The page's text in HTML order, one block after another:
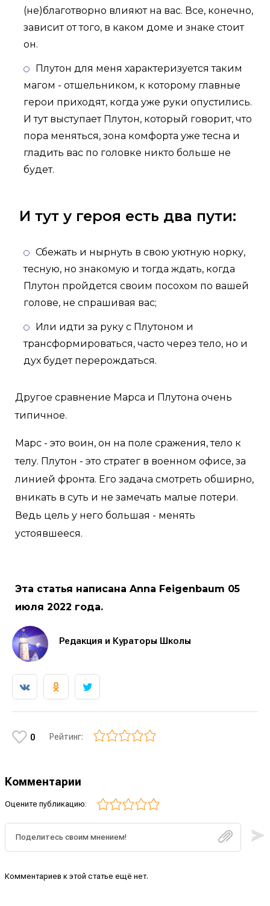
(не)благотворно влияют на вас. Все, конечно,
зависит от того, в каком доме и знаке стоит
он.
Плутон для меня характеризуется таким
магом - отшельником, к которому главные
герои приходят, когда уже руки опустились.
И тут выступает Плутон, который говорит, что
пора меняться, зона комфорта уже тесна и
гладить вас по головке никто больше не
будет.
И тут у героя есть два пути:
Сбежать и нырнуть в свою уютную норку,
тесную, но знакомую и тогда ждать, когда
Плутон пройдется своим посохом по вашей
голове, не спрашивая вас;
Или идти за руку с Плутоном и
трансформироваться, часто через тело, но и
дух будет перерождаться.
Другое сравнение Марса и Плутона очень
типичное.
Марс - это воин, он на поле сражения, тело к
телу. Плутон - это стратег в военном офисе, за
линией фронта. Его задача смотреть обширно,
вникать в суть и не замечать малые потери.
Ведь цель у него большая - менять
устоявшееся.
Эта статья написана Anna Feigenbaum 05
июля 2022 года.
Редакция и Кураторы Школы
0 Рейтинг:
Комментарии
Оцените публикацию:
Комментариев к этой статье ещё нет.